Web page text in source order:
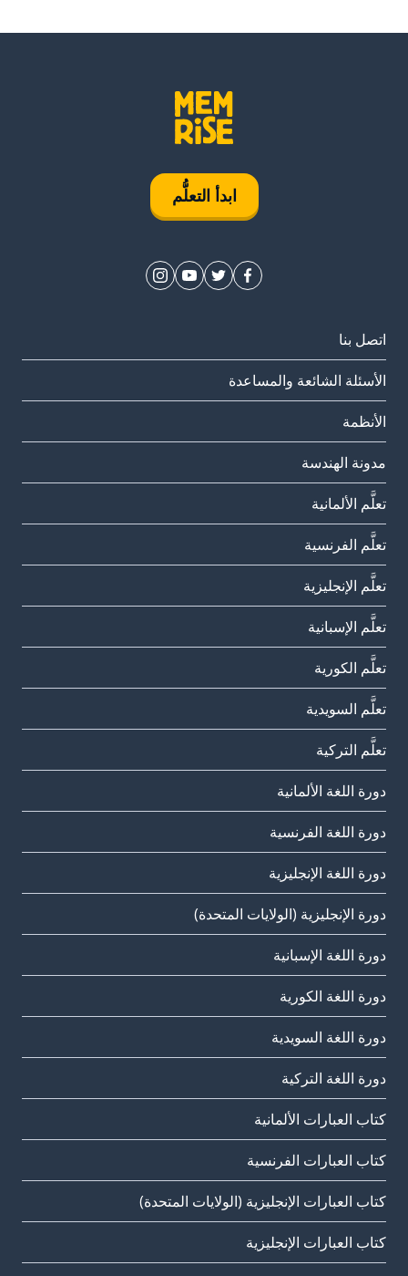
ابدأ التعلُّم
اتصل بنا
الأسئلة الشائعة والمساعدة
الأنظمة
مدونة الهندسة
تعلَّم الألمانية
تعلَّم الفرنسية
تعلَّم الإنجليزية
تعلَّم الإسبانية
تعلَّم الكورية
تعلَّم السويدية
تعلَّم التركية
دورة اللغة الألمانية
دورة اللغة الفرنسية
دورة اللغة الإنجليزية
دورة الإنجليزية (الولايات المتحدة)
دورة اللغة الإسبانية
دورة اللغة الكورية
دورة اللغة السويدية
دورة اللغة التركية
كتاب العبارات الألمانية
كتاب العبارات الفرنسية
كتاب العبارات الإنجليزية (الولايات المتحدة)
كتاب العبارات الإنجليزية